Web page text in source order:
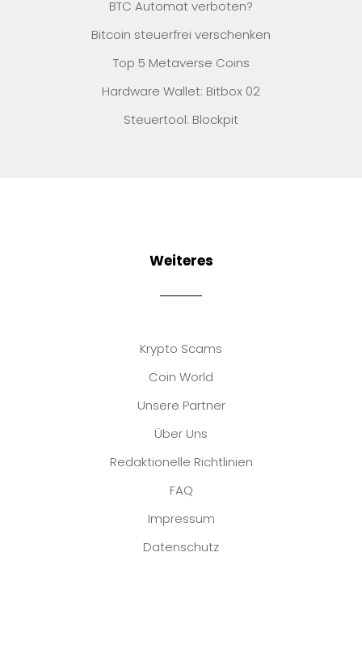
BTC Automat verboten?
Bitcoin steuerfrei verschenken
Top 5 Metaverse Coins
Hardware Wallet: Bitbox 02
Steuertool: Blockpit
Weiteres
Krypto Scams
Coin World
Unsere Partner
Über Uns
Redaktionelle Richtlinien
FAQ
Impressum
Datenschutz